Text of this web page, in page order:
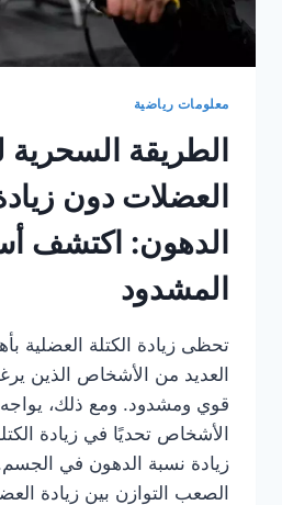
معلومات رياضية
الطريقة السحرية
العضلات دون
الدهون: اكتشف
المشدود
تحظى زيادة الكتلة العضلية
العديد من الأشخاص الذين
قوي ومشدود. ومع ذلك، يواجه
الأشخاص تحديًا في زيادة
زيادة نسبة الدهون في
الصعب التوازن بين زيادة